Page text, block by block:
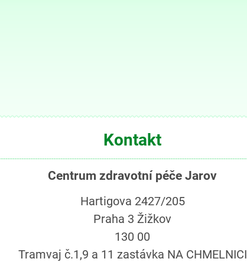
Kontakt
Centrum zdravotní péče Jarov
Hartigova 2427/205
Praha 3 Žižkov
130 00
Tramvaj č.1,9 a 11 zastávka NA CHMELNICI